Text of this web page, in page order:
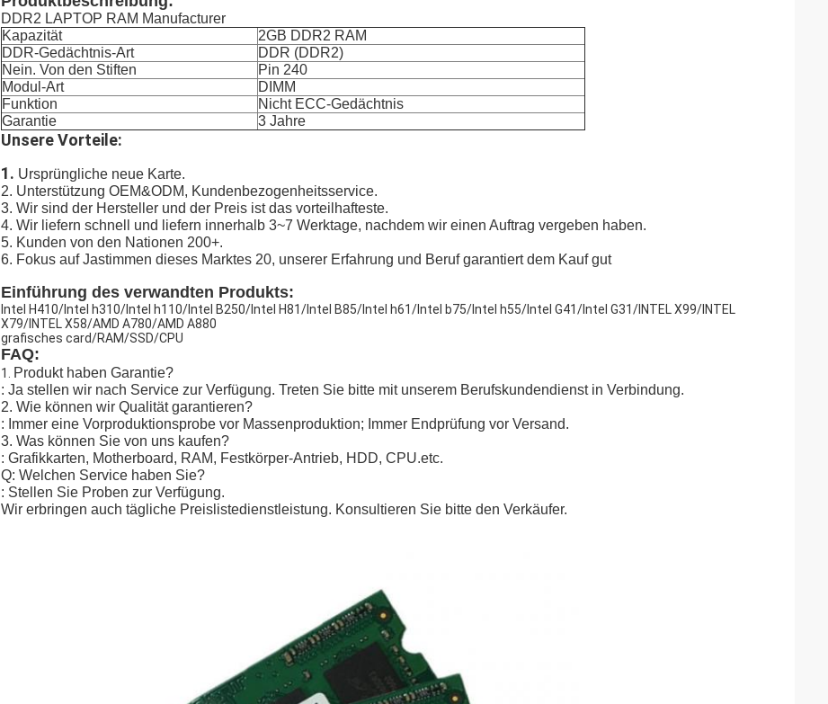
DDR2 LAPTOP RAM Manufacturer
Kapazität
2GB DDR2 RAM
DDR-Gedächtnis-Art
DDR (DDR2)
Nein. Von den Stiften
Pin 240
Modul-Art
DIMM
Funktion
Nicht ECC-Gedächtnis
Garantie
3 Jahre
Unsere Vorteile:
1. Ursprüngliche neue Karte.
2. Unterstützung OEM&ODM, Kundenbezogenheitsservice.
3. Wir sind der Hersteller und der Preis ist das vorteilhafteste.
4. Wir liefern schnell und liefern innerhalb 3~7 Werktage, nachdem wir einen Auftrag vergeben haben.
5. Kunden von den Nationen 200+.
6. Fokus auf Jastimmen dieses Marktes 20, unserer Erfahrung und Beruf garantiert dem Kauf gut
Einführung des verwandten Produkts:
Intel H410/Intel h310/Intel h110/Intel B250/Intel H81/Intel B85/Intel h61/Intel b75/Intel h55/Intel G41/Intel G31/INTEL X99/INTEL
X79/INTEL X58/AMD A780/AMD A880
grafisches card/RAM/SSD/CPU
FAQ:
1.
Produkt haben Garantie?
: Ja stellen wir nach Service zur Verfügung. Treten Sie bitte mit unserem Berufskundendienst in Verbindung.
2. Wie können wir Qualität garantieren?
: Immer eine Vorproduktionsprobe vor Massenproduktion; Immer Endprüfung vor Versand.
3. Was können Sie von uns kaufen?
: Grafikkarten, Motherboard, RAM, Festkörper-Antrieb, HDD, CPU.etc.
Q: Welchen Service haben Sie?
: Stellen Sie Proben zur Verfügung.
Wir erbringen auch tägliche Preislistedienstleistung. Konsultieren Sie bitte den Verkäufer.